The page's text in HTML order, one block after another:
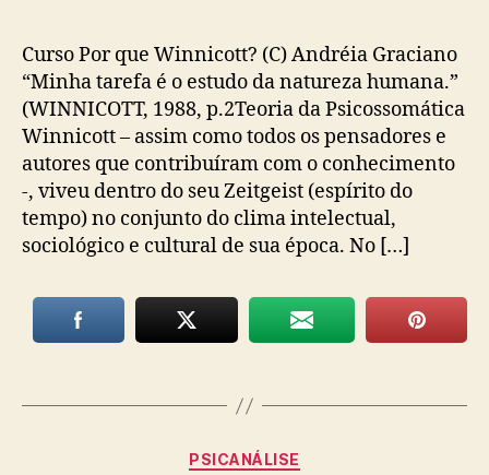
Curso Por que Winnicott? (C) Andréia Graciano
“Minha tarefa é o estudo da natureza humana.”
(WINNICOTT, 1988, p.2Teoria da Psicossomática
Winnicott – assim como todos os pensadores e
autores que contribuíram com o conhecimento
-, viveu dentro do seu Zeitgeist (espírito do
tempo) no conjunto do clima intelectual,
sociológico e cultural de sua época. No […]
Categorias
PSICANÁLISE